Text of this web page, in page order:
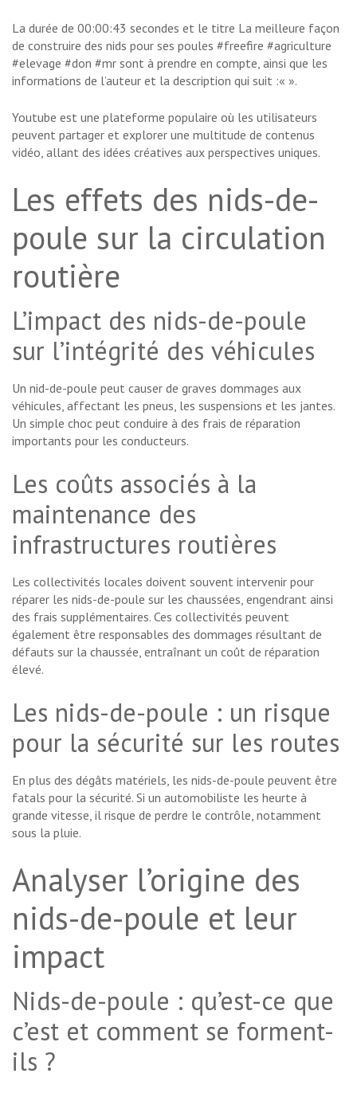
La durée de 00:00:43 secondes et le titre La meilleure façon
de construire des nids pour ses poules #freefire #agriculture
#elevage #don #mr sont à prendre en compte, ainsi que les
informations de l’auteur et la description qui suit :« ».
Youtube est une plateforme populaire où les utilisateurs
peuvent partager et explorer une multitude de contenus
vidéo, allant des idées créatives aux perspectives uniques.
Les effets des nids-de-
poule sur la circulation
routière
L’impact des nids-de-poule
sur l’intégrité des véhicules
Un nid-de-poule peut causer de graves dommages aux
véhicules, affectant les pneus, les suspensions et les jantes.
Un simple choc peut conduire à des frais de réparation
importants pour les conducteurs.
Les coûts associés à la
maintenance des
infrastructures routières
Les collectivités locales doivent souvent intervenir pour
réparer les nids-de-poule sur les chaussées, engendrant ainsi
des frais supplémentaires. Ces collectivités peuvent
également être responsables des dommages résultant de
défauts sur la chaussée, entraînant un coût de réparation
élevé.
Les nids-de-poule : un risque
pour la sécurité sur les routes
En plus des dégâts matériels, les nids-de-poule peuvent être
fatals pour la sécurité. Si un automobiliste les heurte à
grande vitesse, il risque de perdre le contrôle, notamment
sous la pluie.
Analyser l’origine des
nids-de-poule et leur
impact
Nids-de-poule : qu’est-ce que
c’est et comment se forment-
ils ?